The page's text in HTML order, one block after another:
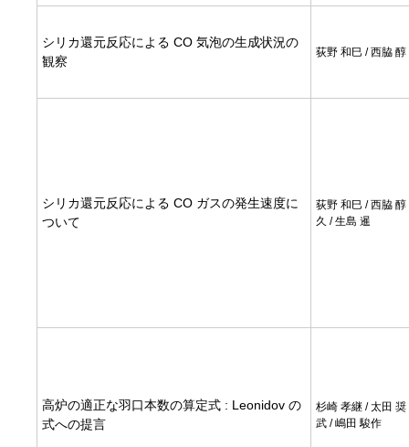
シリカ還元反応による CO 気泡の生成状況の
観察
荻野 和巳 / 西脇 醇
シリカ還元反応による CO ガスの発生速度に
ついて
荻野 和巳 / 西脇 醇
久 / 生島 暹
高炉の適正な羽口本数の算定式 : Leonidov の
式への提言
杉崎 孝継 / 太田 奨
武 / 嶋田 駿作